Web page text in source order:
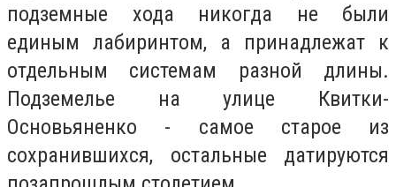
подземные хода никогда не были
единым лабиринтом, а принадлежат к
отдельным системам разной длины.
Подземелье на улице Квитки-
Основьяненко - самое старое из
сохранившихся, остальные датируются